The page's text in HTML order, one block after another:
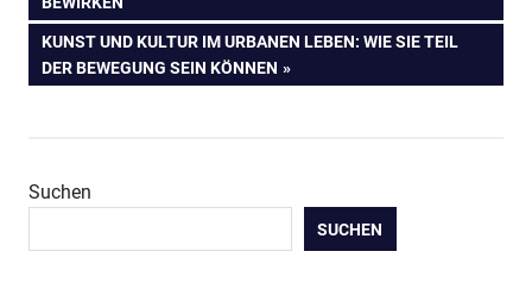
NÄCHSTER
BEITRAG:
KUNST UND KULTUR IM URBANEN LEBEN: WIE SIE TEIL
DER BEWEGUNG SEIN KÖNNEN
Suchen
SUCHEN